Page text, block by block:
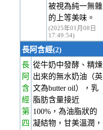
被視為純一無雜
的上等美味。
(2025年01月08日
17:49:54)
長阿含經(2)
長
阿
含
經
第
四
從牛奶中發酵、精煉
出來的無水奶油（英
文為butter oil），乳
脂肪含量接近
100%，為油脂狀的
凝結物，甘美溫潤，